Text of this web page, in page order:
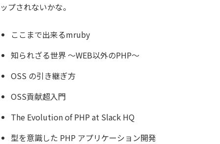
ップされないかな。
ここまで出来るmruby
知られざる世界 〜WEB以外のPHP〜
OSS の引き継ぎ方
OSS貢献超入門
The Evolution of PHP at Slack HQ
型を意識した PHP アプリケーション開発